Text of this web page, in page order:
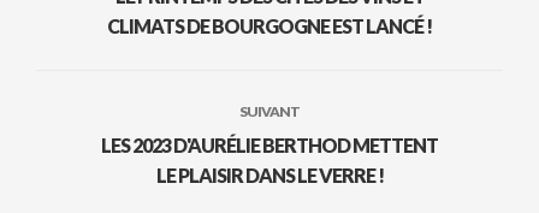
CLIMATS DE BOURGOGNE EST LANCÉ !
SUIVANT
LES 2023 D'AURÉLIE BERTHOD METTENT
LE PLAISIR DANS LE VERRE !